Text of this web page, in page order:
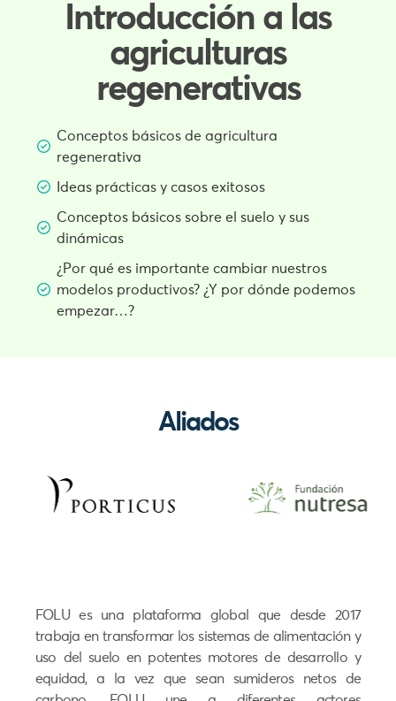
Introducción a las
agriculturas
regenerativas
Conceptos básicos de agricultura
regenerativa
Ideas prácticas y casos exitosos
Conceptos básicos sobre el suelo y sus
dinámicas
¿Por qué es importante cambiar nuestros
modelos productivos? ¿Y por dónde podemos
empezar…?
Aliados
FOLU es una plataforma global que desde 2017
trabaja en transformar los sistemas de alimentación y
uso del suelo en potentes motores de desarrollo y
equidad, a la vez que sean sumideros netos de